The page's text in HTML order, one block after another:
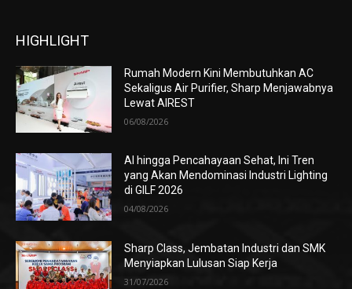
HIGHLIGHT
Rumah Modern Kini Membutuhkan AC
Sekaligus Air Purifier, Sharp Menjawabnya
Lewat AIREST
06/08/2026
AI hingga Pencahayaan Sehat, Ini Tren
yang Akan Mendominasi Industri Lighting
di GILF 2026
04/08/2026
Sharp Class, Jembatan Industri dan SMK
Menyiapkan Lulusan Siap Kerja
31/07/2026